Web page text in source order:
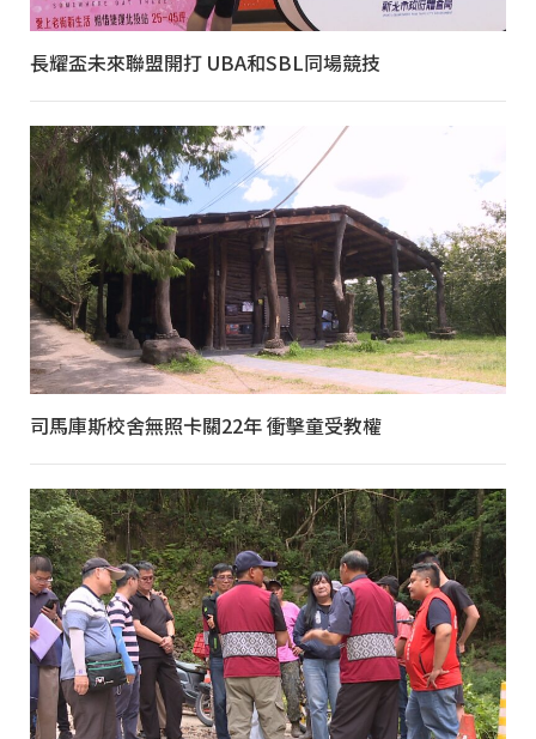
長耀盃未來聯盟開打 UBA和SBL同場競技
司馬庫斯校舍無照卡關22年 衝擊童受教權